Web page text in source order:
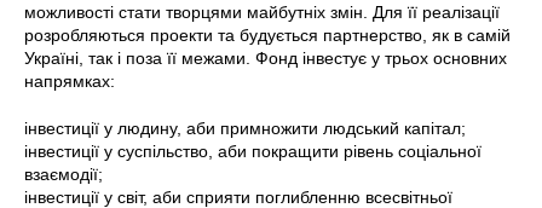
можливості стати творцями майбутніх змін. Для її реалізації
розробляються проекти та будується партнерство, як в самій
Україні, так і поза її межами. Фонд інвестує у трьох основних
напрямках:
інвестиції у людину, аби примножити людський капітал;
інвестиції у суспільство, аби покращити рівень соціальної
взаємодії;
інвестиції у світ, аби сприяти поглибленню всесвітньої